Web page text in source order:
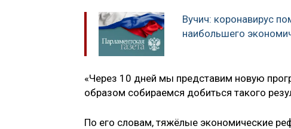
Вучич: коронавирус
наибольшего
«Через 10 дней мы представим новую
образом собираемся добиться такого
По его словам, тяжёлые экономические